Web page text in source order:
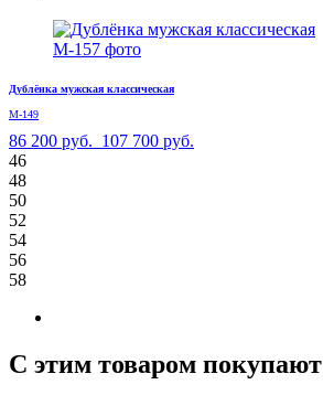
Дублёнка мужская классическая
М-149
86 200 руб. 107 700 руб.
46
48
50
52
54
56
58
С этим товаром покупают